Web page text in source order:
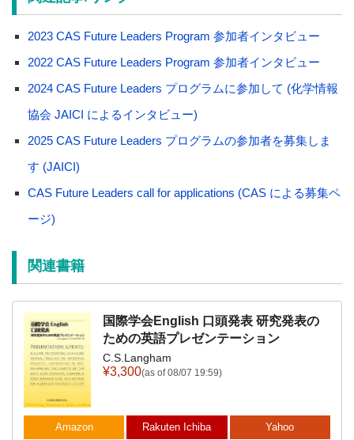
2023 CAS Future Leaders Program 参加者インタビュー
2022 CAS Future Leaders Program 参加者インタビュー
2024 CAS Future Leaders プログラムに参加して (化学情報
協会 JAICI によるインタビュー)
2025 CAS Future Leaders プログラムの参加者を募集しま
す (JAICI)
CAS Future Leaders call for applications (CAS による募集ペ
ージ)
関連書籍
国際学会English 口頭発表 研究発表の
ための英語プレゼンテーション
C.S.Langham
¥3,300(as of 08/07 19:59)
Amazon Rakuten Ichiba Yahoo